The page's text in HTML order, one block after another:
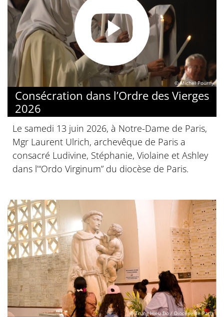
© Michel Pourny
Consécration dans l’Ordre des Vierges
2026
Le samedi 13 juin 2026, à Notre-Dame de Paris,
Mgr Laurent Ulrich, archevêque de Paris a
consacré Ludivine, Stéphanie, Violaine et Ashley
dans l’“Ordo Virginum” du diocèse de Paris.
© Trung Hieu Do / Diocèse de Paris